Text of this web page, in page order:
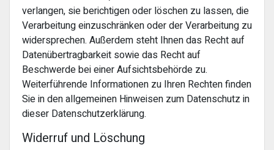
verlangen, sie berichtigen oder löschen zu lassen, die
Verarbeitung einzuschränken oder der Verarbeitung zu
widersprechen. Außerdem steht Ihnen das Recht auf
Datenübertragbarkeit sowie das Recht auf
Beschwerde bei einer Aufsichtsbehörde zu.
Weiterführende Informationen zu Ihren Rechten finden
Sie in den allgemeinen Hinweisen zum Datenschutz in
dieser Datenschutzerklärung.
Widerruf und Löschung